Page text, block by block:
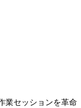
業セッションを革命